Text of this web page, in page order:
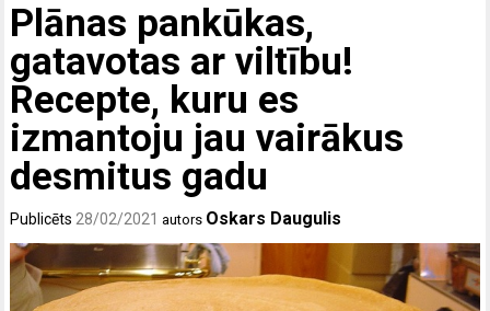
Plānas pankūkas,
gatavotas ar viltību!
Recepte, kuru es
izmantoju jau vairākus
desmitus gadu
Publicēts 28/02/2021 autors Oskars Daugulis